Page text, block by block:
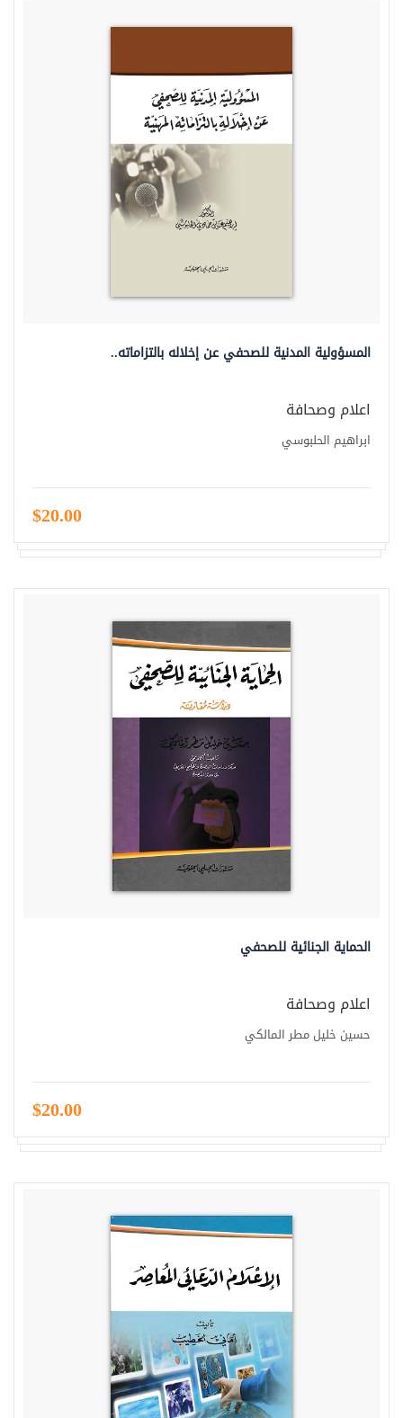
المسؤولية المدنية للصحفي عن إخلاله بالتزاماته..
اعلام وصحافة
ابراهيم الحلبوسي
$20.00
الحماية الجنائية للصحفي
اعلام وصحافة
حسين خليل مطر المالكي
$20.00